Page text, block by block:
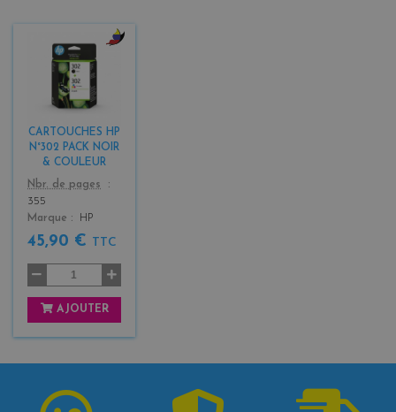
CARTOUCHES HP
N°302 PACK NOIR
& COULEUR
Color
k
+
Nbr. de pages
355
Marque
HP
45,90 € TTC
AJOUTER